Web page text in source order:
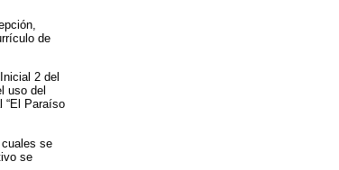
de
2 del
uso del
“El Paraíso
se
se